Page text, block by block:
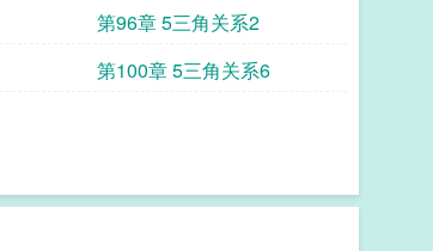
第96章 5三角关系2
第100章 5三角关系6